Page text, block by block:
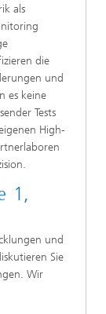
als
die
und
es keine
Tests
High-
1,
und
Sie
Wir